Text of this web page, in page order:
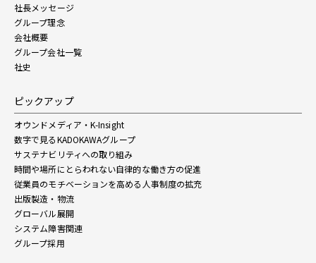
社長メッセージ
グループ理念
会社概要
グループ会社一覧
社史
ピックアップ
オウンドメディア・K-Insight
数字で見るKADOKAWAグループ
サステナビリティへの取り組み
時間や場所にとらわれない自律的な働き方の促進
従業員のモチベーションを高める人事制度の拡充
出版製造・物流
グローバル展開
システム障害関連
グループ採用